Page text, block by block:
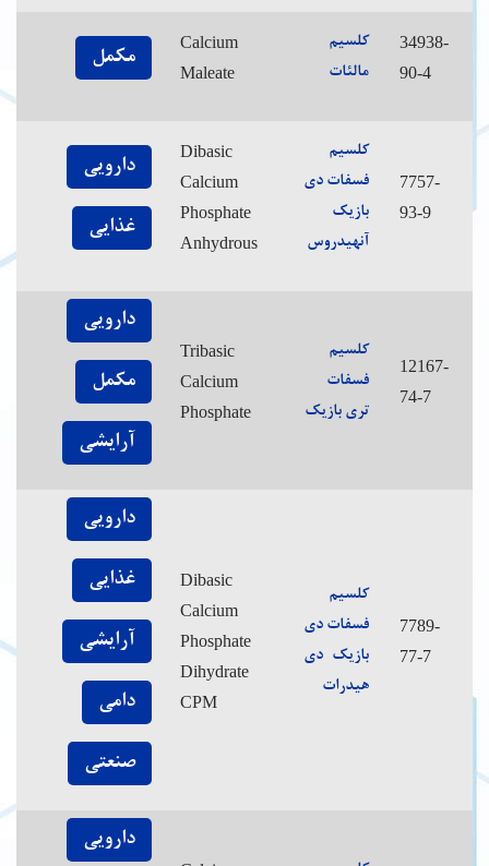
34938-
90-4
کلسیم
مالئات
Calcium
Maleate
مکمل
7757-
93-9
کلسیم
فسفات دی
بازیک
آنهیدروس
Dibasic
Calcium
Phosphate
Anhydrous
دارویی
غذایی
12167-
74-7
کلسیم
فسفات
تری بازیک
Tribasic
Calcium
Phosphate
دارویی
مکمل
آرایشی
7789-
77-7
کلسیم
فسفات دی
بازیک دی
هیدرات
Dibasic
Calcium
Phosphate
Dihydrate
CPM
دارویی
غذایی
آرایشی
دامی
صنعتی
دارویی